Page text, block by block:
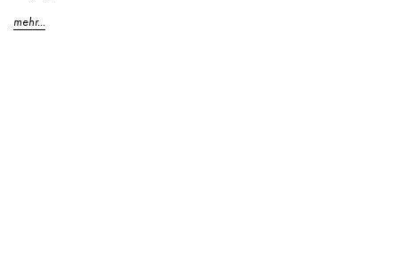
mehr...